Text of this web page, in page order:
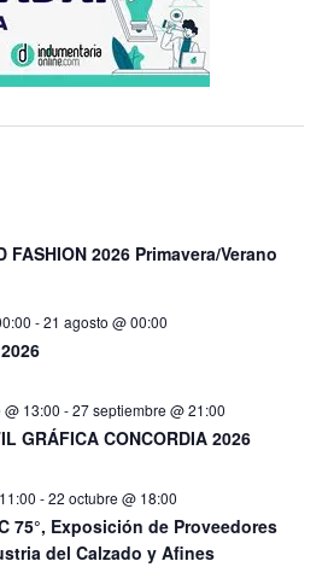
FASHION 2026 Primavera/Verano
-21 agosto @ 00:00
13:00 -27 septiembre @ 21:00
GRÁFICA CONCORDIA 2026
-22 octubre @ 18:00
75°, Exposición de Proveedores
del Calzado y Afines